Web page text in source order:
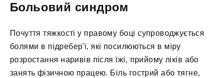
Больовий синдром
Почуття тяжкості у правому боці супроводжується
болями в підребер'ї, які посилюються в міру
розростання наривів після їжі, прийому ліків або
занять фізичною працею. Біль гострий або тягне,